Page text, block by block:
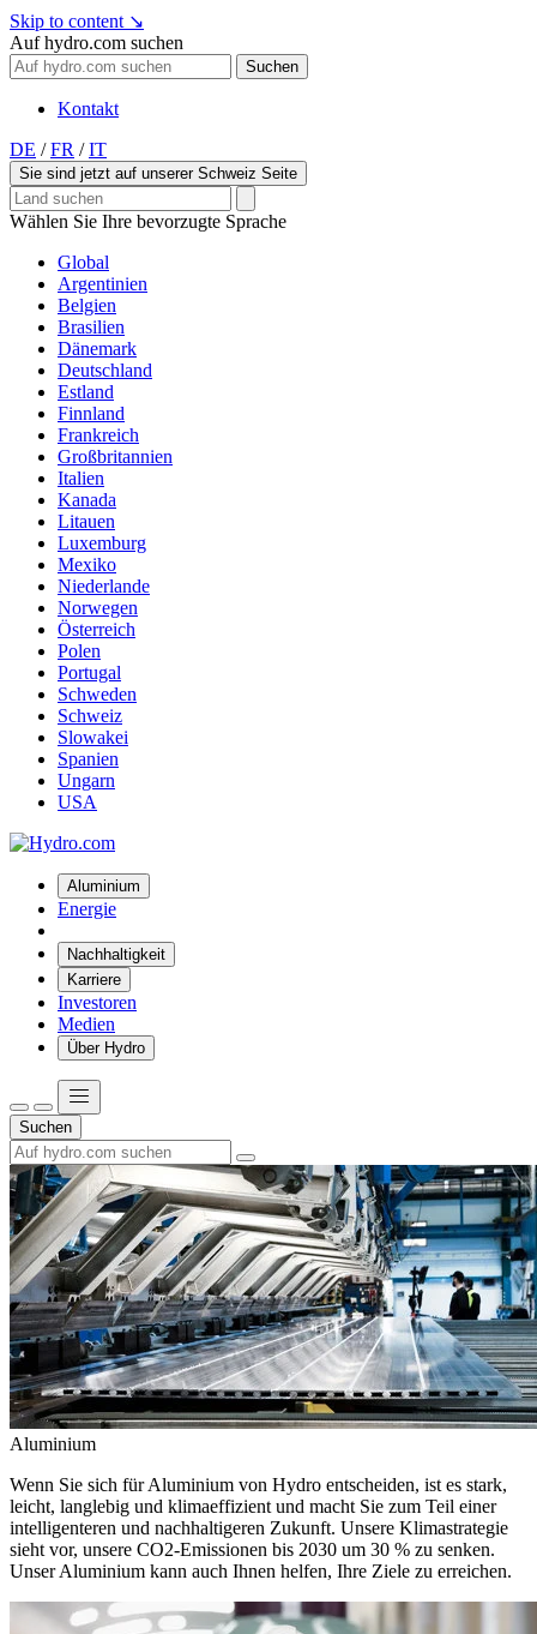
Skip to content ↘
Auf hydro.com suchen
Suchen
Kontakt
DE / FR / IT
Sie sind jetzt auf unserer Schweiz Seite
Wählen Sie Ihre bevorzugte Sprache
Global
Argentinien
Belgien
Brasilien
Dänemark
Deutschland
Estland
Finnland
Frankreich
Großbritannien
Italien
Kanada
Litauen
Luxemburg
Mexiko
Niederlande
Norwegen
Österreich
Polen
Portugal
Schweden
Schweiz
Slowakei
Spanien
Ungarn
USA
Aluminium
Energie
Nachhaltigkeit
Karriere
Investoren
Medien
Über Hydro
Suchen
Aluminium
Wenn Sie sich für Aluminium von Hydro entscheiden, ist es stark,
leicht, langlebig und klimaeffizient und macht Sie zum Teil einer
intelligenteren und nachhaltigeren Zukunft. Unsere Klimastrategie
sieht vor, unsere CO2-Emissionen bis 2030 um 30 % zu senken.
Unser Aluminium kann auch Ihnen helfen, Ihre Ziele zu erreichen.